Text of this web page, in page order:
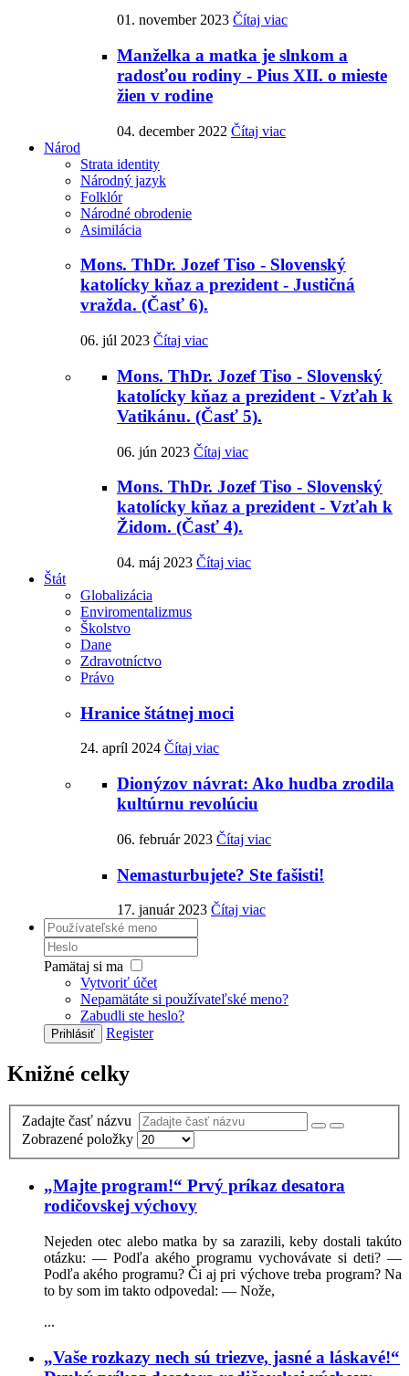
01. november 2023 Čítaj viac
Manželka a matka je slnkom a
radosťou rodiny - Pius XII. o mieste
žien v rodine
04. december 2022 Čítaj viac
Národ
Strata identity
Národný jazyk
Folklór
Národné obrodenie
Asimilácia
Mons. ThDr. Jozef Tiso - Slovenský
katolícky kňaz a prezident - Justičná
vražda. (Časť 6).
06. júl 2023 Čítaj viac
Mons. ThDr. Jozef Tiso - Slovenský
katolícky kňaz a prezident - Vzťah k
Vatikánu. (Časť 5).
06. jún 2023 Čítaj viac
Mons. ThDr. Jozef Tiso - Slovenský
katolícky kňaz a prezident - Vzťah k
Židom. (Časť 4).
04. máj 2023 Čítaj viac
Štát
Globalizácia
Enviromentalizmus
Školstvo
Dane
Zdravotníctvo
Právo
Hranice štátnej moci
24. apríl 2024 Čítaj viac
Dionýzov návrat: Ako hudba zrodila
kultúrnu revolúciu
06. február 2023 Čítaj viac
Nemasturbujete? Ste fašisti!
17. január 2023 Čítaj viac
Pamätaj si ma
Vytvoriť účet
Nepamätáte si používateľské meno?
Zabudli ste heslo?
Prihlásiť Register
Knižné celky
Zadajte časť názvu
Zobrazené položky
„Majte program!“ Prvý príkaz desatora
rodičovskej výchovy
Nejeden otec alebo matka by sa zarazili, keby dostali takúto
otázku: — Podľa akého programu vychovávate si deti? —
Podľa akého programu? Či aj pri výchove treba program? Na
to by som im takto odpovedal: — Nože,
...
„Vaše rozkazy nech sú triezve, jasné a láskavé!“